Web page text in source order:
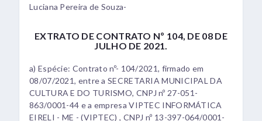
Luciana Pereira de Souza-
EXTRATO DE CONTRATO Nº 104, DE 08 DE
JULHO DE 2021.
a) Espécie: Contrato nº- 104/2021, firmado em
08/07/2021, entre a SECRETARIA MUNICIPAL DA
CULTURA E DO TURISMO, CNPJ nº 27-051-
863/0001-44 e a empresa VIPTEC INFORMÁTICA
EIRELI - ME - (VIPTEC) , CNPJ nº 13-397-064/0001-